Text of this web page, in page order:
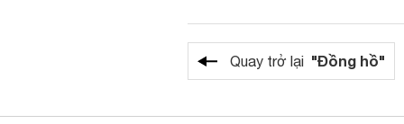
Quay trở lại "Đồng hồ"